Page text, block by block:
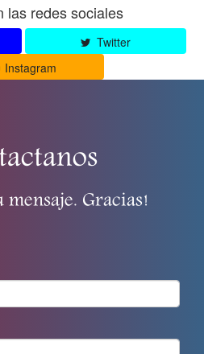
las redes sociales
Twitter
Instagram
mensaje. Gracias!